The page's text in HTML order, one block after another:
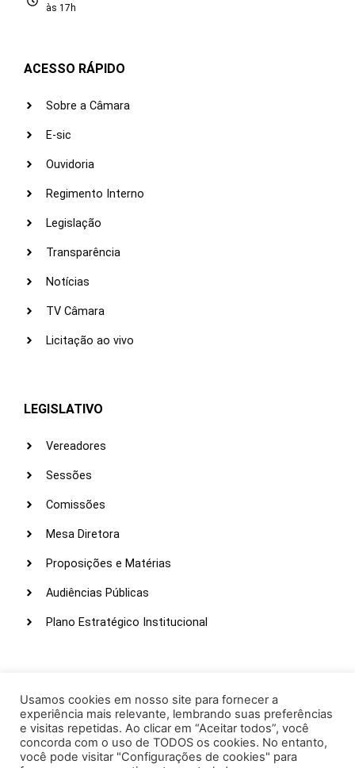
às 17h
ACESSO RÁPIDO
Sobre a Câmara
E-sic
Ouvidoria
Regimento Interno
Legislação
Transparência
Notícias
TV Câmara
Licitação ao vivo
LEGISLATIVO
Vereadores
Sessões
Comissões
Mesa Diretora
Proposições e Matérias
Audiências Públicas
Plano Estratégico Institucional
Webmail
Intranet
Administração
Usamos cookies em nosso site para fornecer a
experiência mais relevante, lembrando suas preferências
e visitas repetidas. Ao clicar em “Aceitar todos”, você
concorda com o uso de TODOS os cookies. No entanto,
você pode visitar "Configurações de cookies" para